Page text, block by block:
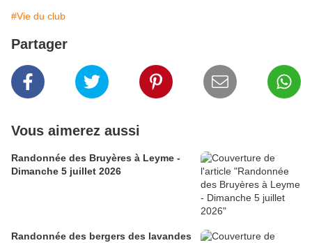
#Vie du club
Partager
Vous aimerez aussi
Randonnée des Bruyères à Leyme -
Dimanche 5 juillet 2026
Randonnée des bergers des lavandes